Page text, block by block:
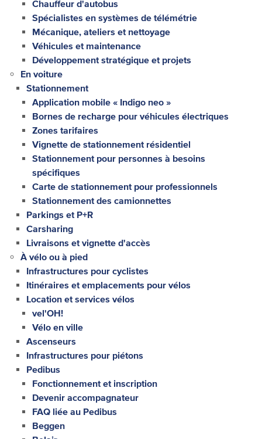
Chauffeur d'autobus
Spécialistes en systèmes de télémétrie
Mécanique, ateliers et nettoyage
Véhicules et maintenance
Développement stratégique et projets
En voiture
Stationnement
Application mobile « Indigo neo »
Bornes de recharge pour véhicules électriques
Zones tarifaires
Vignette de stationnement résidentiel
Stationnement pour personnes à besoins
spécifiques
Carte de stationnement pour professionnels
Stationnement des camionnettes
Parkings et P+R
Carsharing
Livraisons et vignette d'accès
À vélo ou à pied
Infrastructures pour cyclistes
Itinéraires et emplacements pour vélos
Location et services vélos
vel'OH!
Vélo en ville
Ascenseurs
Infrastructures pour piétons
Pedibus
Fonctionnement et inscription
Devenir accompagnateur
FAQ liée au Pedibus
Beggen